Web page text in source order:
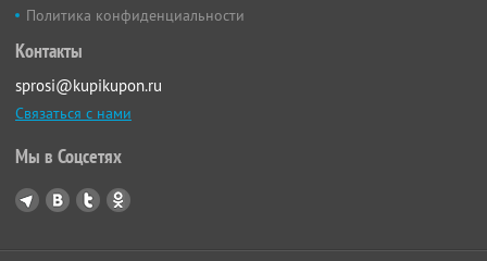
Политика конфиденциальности
Контакты
sprosi@kupikupon.ru
Связаться с нами
Мы в Соцсетях